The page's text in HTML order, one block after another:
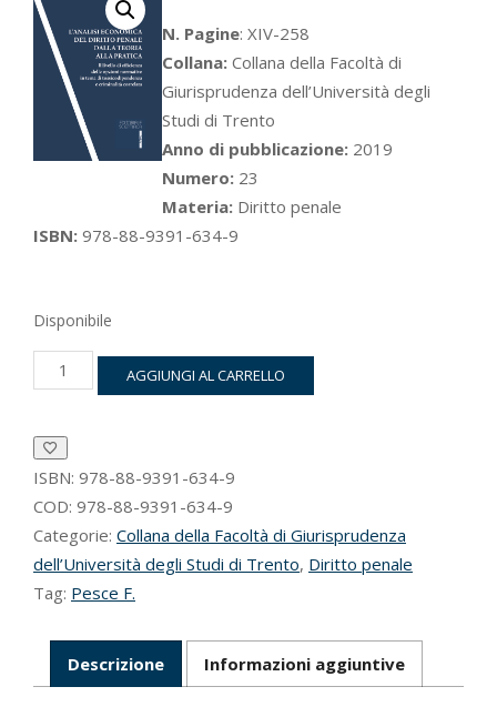
originale
era:
€20.00.
attuale
è:
€19.00.
N. Pagine: XIV-258
Collana: Collana della Facoltà di
Giurisprudenza dell’Università degli
Studi di Trento
Anno di pubblicazione: 2019
Numero: 23
Materia: Diritto penale
ISBN: 978-88-9391-634-9
Disponibile
L’analisi
economica
penale
dalla
teoria
pratica
quantità
AGGIUNGI AL CARRELLO
ISBN: 978-88-9391-634-9
COD: 978-88-9391-634-9
Categorie: Collana della Facoltà di Giurisprudenza
dell’Università degli Studi di Trento, Diritto penale
Tag: Pesce F.
Descrizione Informazioni aggiuntive